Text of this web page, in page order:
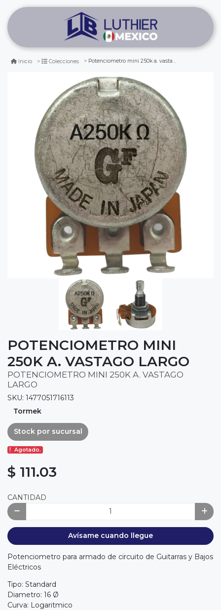
Inicio Colecciones Potenciometro mini 250k a. vastago largo
POTENCIOMETRO MINI
250K A. VASTAGO LARGO
POTENCIOMETRO MINI 250K A. VASTAGO
LARGO
SKU: 1477051716113
Tormek
Stock por sucursal
Agotado.
$ 111.03
CANTIDAD
Avísame cuando llegue
Potenciometro para armado de circuito de Guitarras y Bajos
Eléctricos
Tipo: Standard
Diametro: 16 Ø
Curva: Logaritmico